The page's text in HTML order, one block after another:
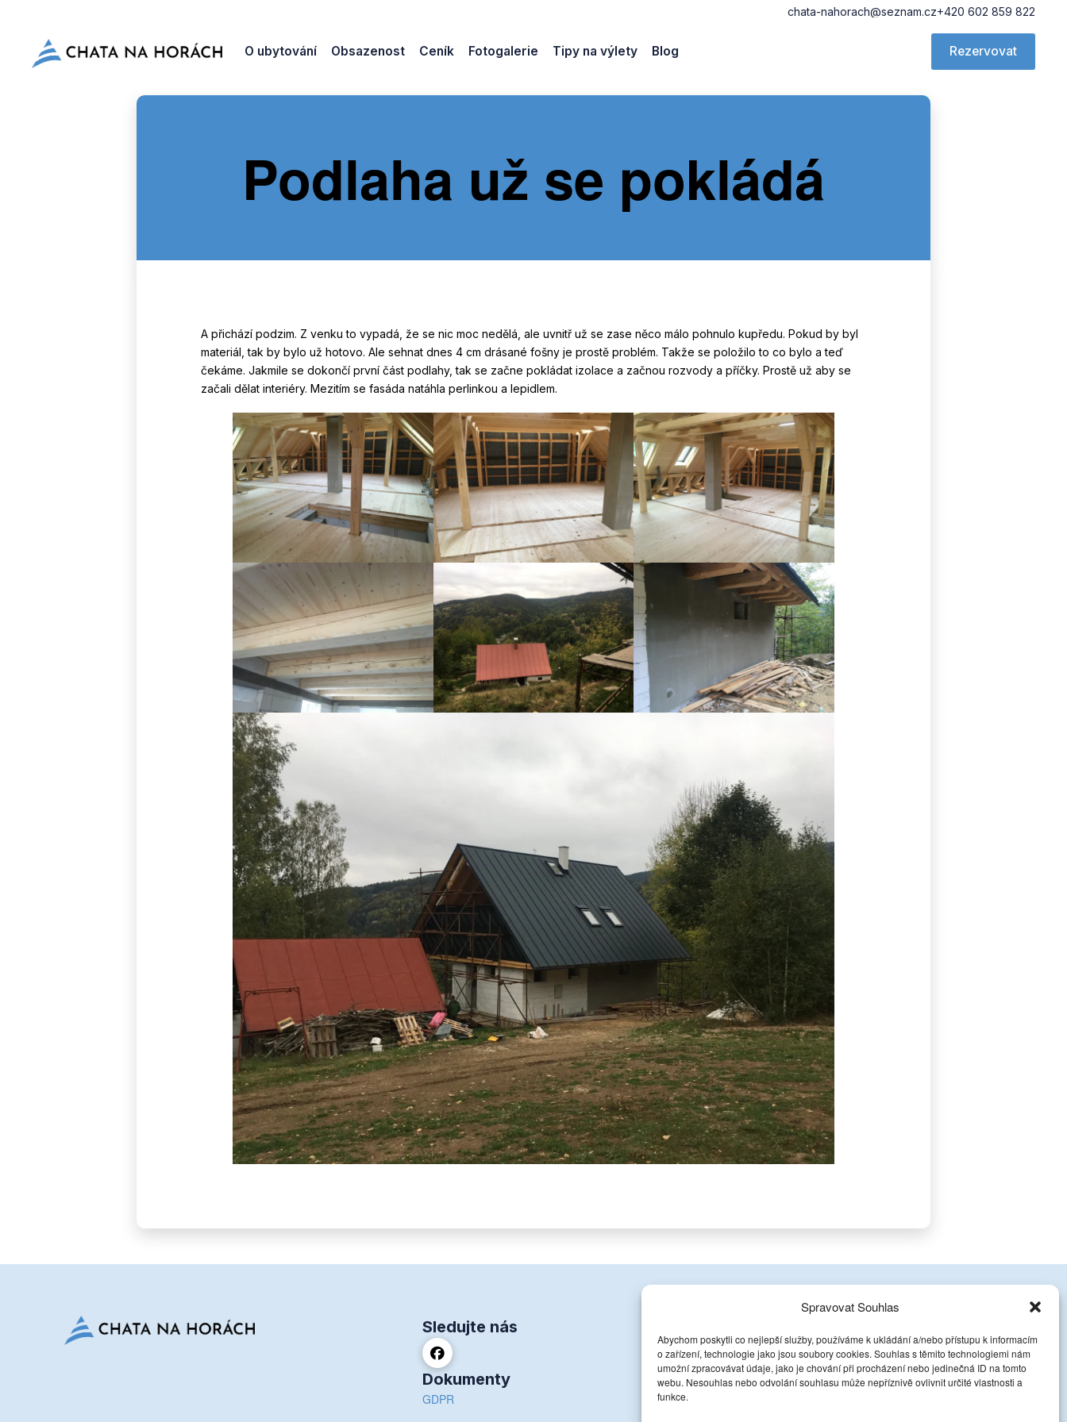
Spravovat Souhlas
Abychom poskytli co nejlepší služby, používáme k ukládání a/nebo přístupu k informacím
o zařízení, technologie jako jsou soubory cookies. Souhlas s těmito technologiemi nám
umožní zpracovávat údaje, jako je chování při procházení nebo jedinečná ID na tomto
webu. Nesouhlas nebo odvolání souhlasu může nepříznivě ovlivnit určité vlastnosti a
funkce.
chata-nahorach@seznam.cz+420 602 859 822
O ubytování Obsazenost Ceník Fotogalerie Tipy na výlety Blog Rezervovat
Podlaha už se pokládá
A přichází podzim. Z venku to vypadá, že se nic moc nedělá, ale uvnitř už se zase něco málo pohnulo kupředu. Pokud by byl
materiál, tak by bylo už hotovo. Ale sehnat dnes 4 cm drásané fošny je prostě problém. Takže se položilo to co bylo a teď
čekáme. Jakmile se dokončí první část podlahy, tak se začne pokládat izolace a začnou rozvody a příčky. Prostě už aby se
začali dělat interiéry. Mezitím se fasáda natáhla perlinkou a lepidlem.
Sledujte nás
Dokumenty
GDPR
+420 602 859 822
chata-nahorach@seznam.cz
Dolní Rokytnice nad Jizerou 196, 512 44 Rokytnice nad Jizerou